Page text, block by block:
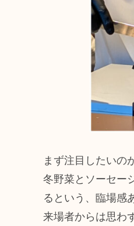
まず注目したいの
冬野菜とソーセー
るという、臨場感
来場者からは思わ